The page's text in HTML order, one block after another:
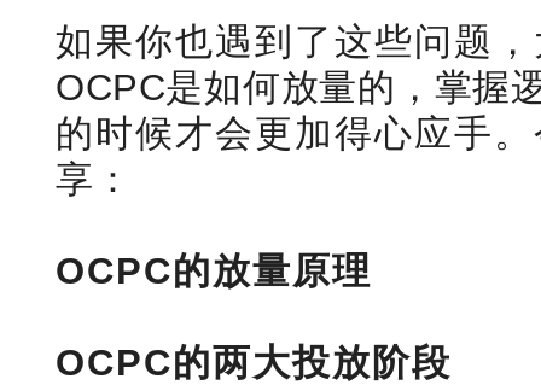
如果你也遇到了这些问题
OCPC是如何放量的，掌握
的时候才会更加得心应手
享：
OCPC的放量原理
OCPC的两大投放阶段